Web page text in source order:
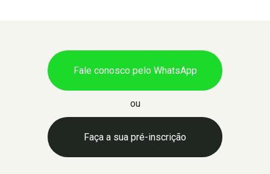
Fale conosco pelo WhatsApp
ou
Faça a sua pré-inscrição